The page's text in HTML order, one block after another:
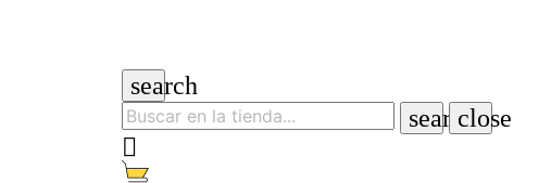
search
searchclose
